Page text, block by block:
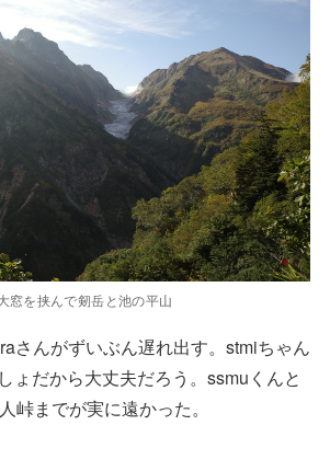
窓を挟んで剱岳と池の平山
さんがずいぶん遅れ出す。stmiちゃん
ょだから大丈夫だろう。ssmuくんと
峠までが実に遠かった。